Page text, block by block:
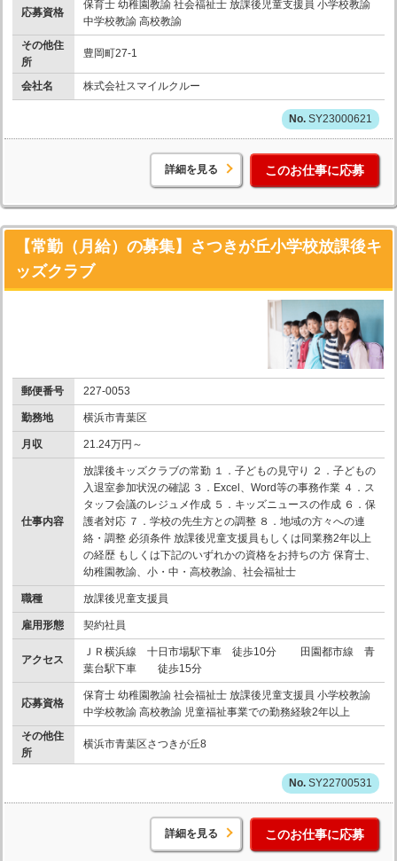
応募資格
保育士 幼稚園教諭 社会福祉士 放課後児童支援員 小学校教諭
中学校教諭 高校教諭
その他住
所
豊岡町27-1
会社名 株式会社スマイルクルー
SY23000621
詳細を見る このお仕事に応募
【常勤（月給）の募集】さつきが丘小学校放課後キ
ッズクラブ
郵便番号 227-0053
勤務地 横浜市青葉区
月収 21.24万円～
仕事内容
放課後キッズクラブの常勤 １．子どもの見守り ２．子どもの
入退室参加状況の確認 ３．Excel、Word等の事務作業 ４．ス
タッフ会議のレジュメ作成 ５．キッズニュースの作成 ６．保
護者対応 ７．学校の先生方との調整 ８．地域の方々への連
絡・調整 必須条件 放課後児童支援員もしくは同業務2年以上
の経歴 もしくは下記のいずれかの資格をお持ちの方 保育士、
幼稚園教諭、小・中・高校教諭、社会福祉士
職種 放課後児童支援員
雇用形態 契約社員
アクセス
ＪＲ横浜線 十日市場駅下車 徒歩10分 田園都市線 青
葉台駅下車 徒歩15分
応募資格
保育士 幼稚園教諭 社会福祉士 放課後児童支援員 小学校教諭
中学校教諭 高校教諭 児童福祉事業での勤務経験2年以上
その他住
所
横浜市青葉区さつきが丘8
SY22700531
詳細を見る このお仕事に応募